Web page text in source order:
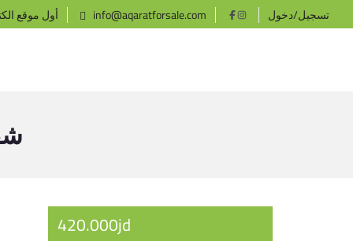
أول موقع info@aqaratforsale.com تسجيل/دخول
420.000jd